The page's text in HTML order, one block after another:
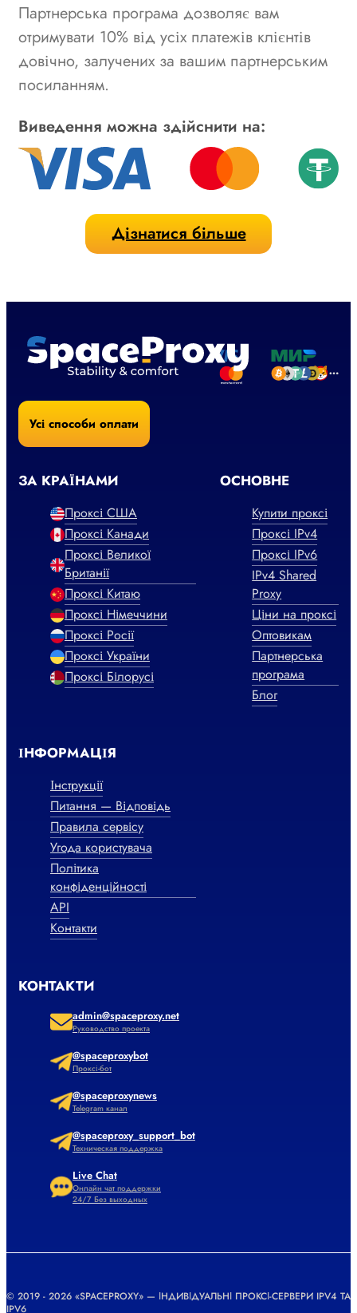
Партнерська програма дозволяє вам
отримувати 10% від усіх платежів клієнтів
довічно, залучених за вашим партнерським
посиланням.
Виведення можна здійснити на:
Дізнатися більше
Усі способи оплати
ЗА КРАЇНАМИ
Проксі США
Проксі Канади
Проксі Великої
Британії
Проксі Китаю
Проксі Німеччини
Проксі Росії
Проксі України
Проксі Білорусі
ОСНОВНЕ
Купити проксі
Проксі IPv4
Проксі IPv6
IPv4 Shared
Proxy
Ціни на проксі
Оптовикам
Партнерська
програма
Блог
ІНФОРМАЦІЯ
Інструкції
Питання — Відповідь
Правила сервісу
Угода користувача
Політика
конфіденційності
API
Контакти
КОНТАКТИ
admin@spaceproxy.net
Руководство проекта
@spaceproxybot
Проксі-бот
@spaceproxynews
Telegram канал
@spaceproxy_support_bot
Техническая поддержка
Live Chat
Онлайн чат поддержки
24/7 Без выходных
© 2019 - 2026 «SPACEPROXY» — ІНДИВІДУАЛЬНІ ПРОКСІ-СЕРВЕРИ IPV4 ТА
IPV6